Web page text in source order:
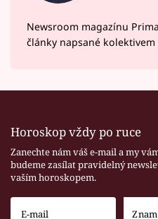
Newsroom magazínu
články napsané
Horoskop vždy po ruce
Zanechte nám váš e-mail a my
budeme zasílat pravidelný
vaším horoskopem.